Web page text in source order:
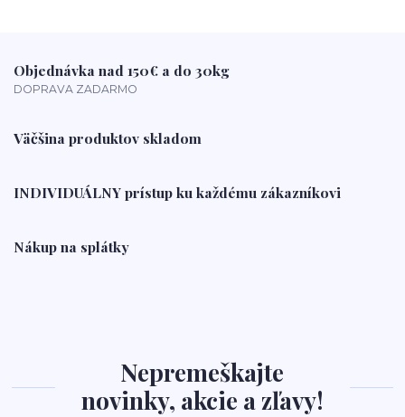
Objednávka nad 150€ a do 30kg
DOPRAVA ZADARMO
Väčšina produktov skladom
INDIVIDUÁLNY prístup ku každému zákazníkovi
Nákup na splátky
Nepremeškajte
novinky, akcie a zľavy!